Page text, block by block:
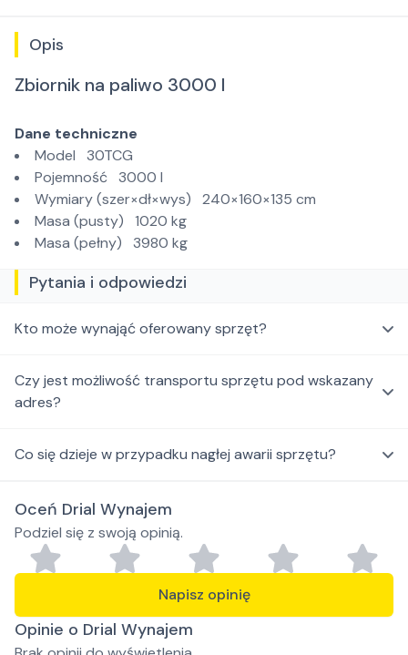
Opis
Zbiornik na paliwo 3000 l
Dane techniczne
Model 30TCG
Pojemność 3000 l
Wymiary (szer×dł×wys) 240×160×135 cm
Masa (pusty) 1020 kg
Masa (pełny) 3980 kg
Pytania i odpowiedzi
Kto może wynająć oferowany sprzęt?
Czy jest możliwość transportu sprzętu pod wskazany
adres?
Co się dzieje w przypadku nagłej awarii sprzętu?
Oceń Drial Wynajem
Podziel się z swoją opinią.
Napisz opinię
Opinie o Drial Wynajem